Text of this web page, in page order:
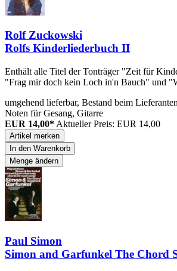
Rolf Zuckowski
Rolfs Kinderliederbuch II
Enthält alle Titel der Tonträger "Zeit für
"Frag mir doch kein Loch in'n Bauch" und
umgehend lieferbar, Bestand beim
Noten für Gesang, Gitarre
EUR 14,00* Aktueller Preis: EUR 14,00
Artikel merken
In den Warenkorb
Menge ändern
Paul Simon
Simon and Garfunkel The Chord